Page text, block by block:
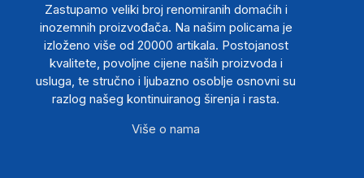
Zastupamo veliki broj renomiranih domaćih i
inozemnih proizvođača. Na našim policama je
izloženo više od 20000 artikala. Postojanost
kvalitete, povoljne cijene naših proizvoda i
usluga, te stručno i ljubazno osoblje osnovni su
razlog našeg kontinuiranog širenja i rasta.
Više o nama